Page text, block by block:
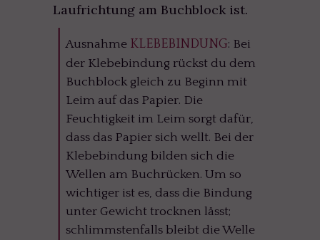
Laufrichtung am Buchblock ist.
Ausnahme KLEBEBINDUNG: Bei
der Klebebindung rückst du dem
Buchblock gleich zu Beginn mit
Leim auf das Papier. Die
Feuchtigkeit im Leim sorgt dafür,
dass das Papier sich wellt. Bei der
Klebebindung bilden sich die
Wellen am Buchrücken. Um so
wichtiger ist es, dass die Bindung
unter Gewicht trocknen lässt;
schlimmstenfalls bleibt die Welle